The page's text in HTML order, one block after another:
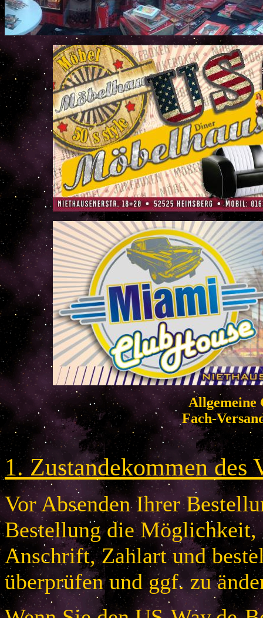
Allgemeine
Fach-
1. Zustandekommen des
Vor Absenden Ihrer
Bestellung die Möglichkeit,
Anschrift, Zahlart und
überprüfen und ggf. zu